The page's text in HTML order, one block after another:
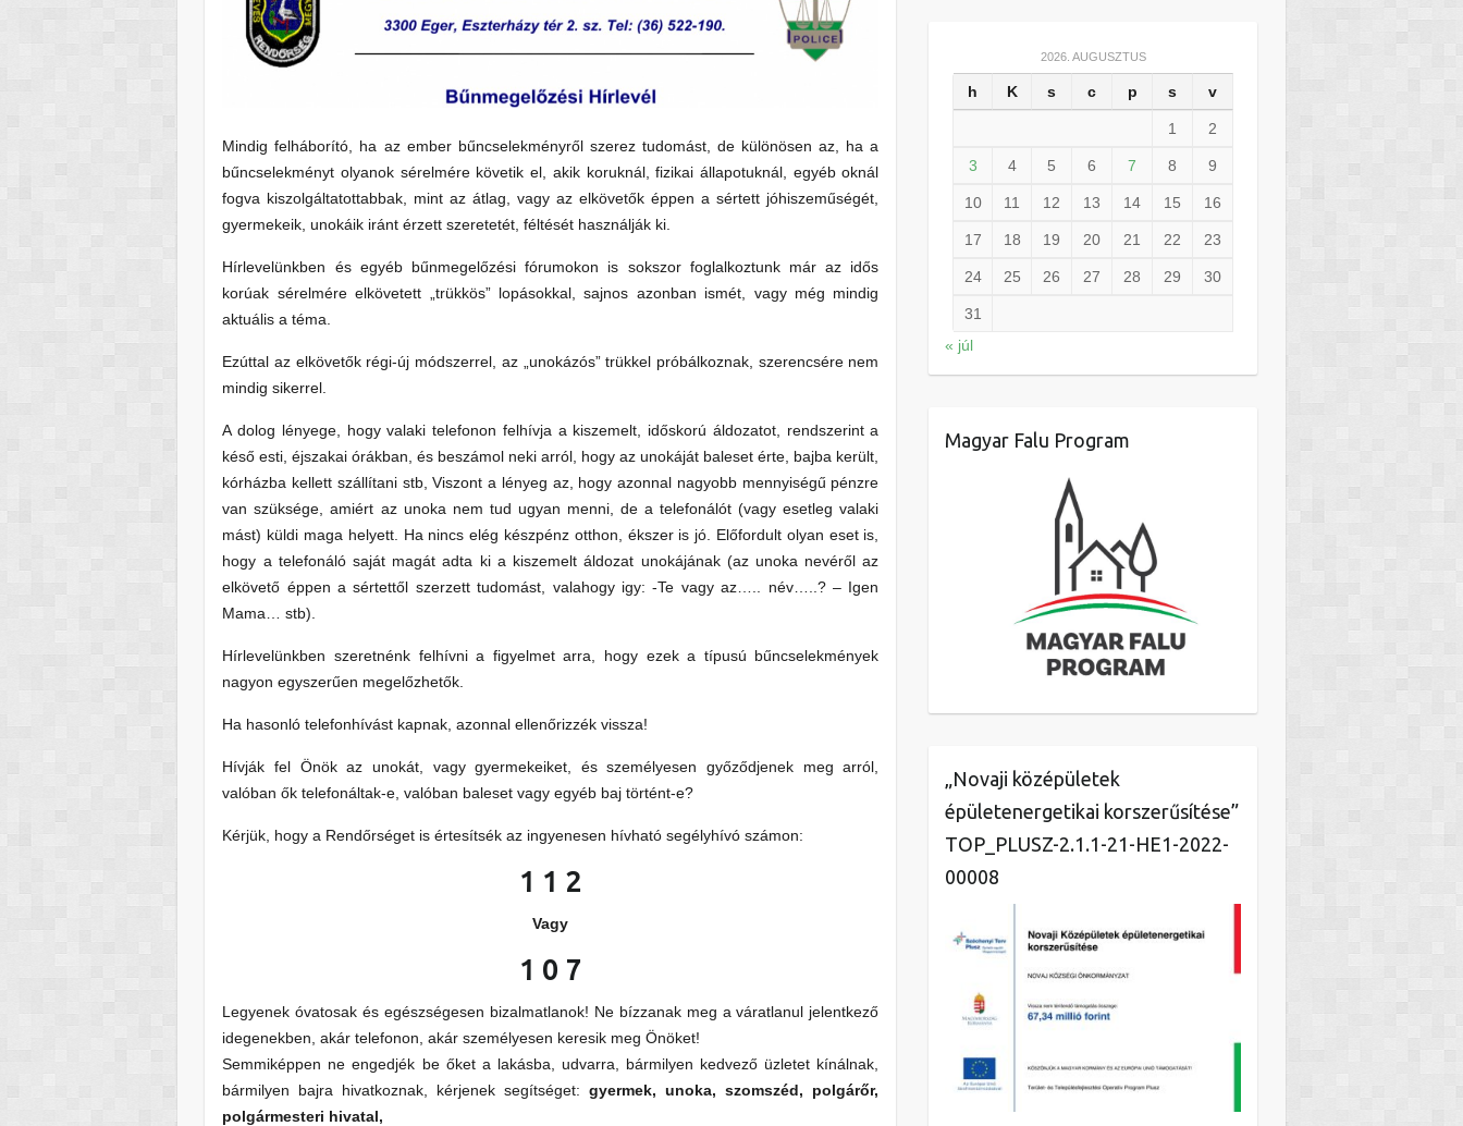
Mindig felháborító, ha az ember bűncselekményről szerez tudomást, de különösen az, ha a
bűncselekményt olyanok sérelmére követik el, akik koruknál, fizikai állapotuknál, egyéb oknál
fogva kiszolgáltatottabbak, mint az átlag, vagy az elkövetők éppen a sértett jóhiszeműségét,
gyermekeik, unokáik iránt érzett szeretetét, féltését használják ki.
Hírlevelünkben és egyéb bűnmegelőzési fórumokon is sokszor foglalkoztunk már az idős
korúak sérelmére elkövetett „trükkös” lopásokkal, sajnos azonban ismét, vagy még mindig
aktuális a téma.
Ezúttal az elkövetők régi-új módszerrel, az „unokázós” trükkel próbálkoznak, szerencsére nem
mindig sikerrel.
A dolog lényege, hogy valaki telefonon felhívja a kiszemelt, időskorú áldozatot, rendszerint a
késő esti, éjszakai órákban, és beszámol neki arról, hogy az unokáját baleset érte, bajba került,
kórházba kellett szállítani stb, Viszont a lényeg az, hogy azonnal nagyobb mennyiségű pénzre
van szüksége, amiért az unoka nem tud ugyan menni, de a telefonálót (vagy esetleg valaki
mást) küldi maga helyett. Ha nincs elég készpénz otthon, ékszer is jó. Előfordult olyan eset is,
hogy a telefonáló saját magát adta ki a kiszemelt áldozat unokájának (az unoka nevéről az
elkövető éppen a sértettől szerzett tudomást, valahogy igy: -Te vagy az….. név…..? – Igen
Mama… stb).
Hírlevelünkben szeretnénk felhívni a figyelmet arra, hogy ezek a típusú bűncselekmények
nagyon egyszerűen megelőzhetők.
Ha hasonló telefonhívást kapnak, azonnal ellenőrizzék vissza!
Hívják fel Önök az unokát, vagy gyermekeiket, és személyesen győződjenek meg arról,
valóban ők telefonáltak-e, valóban baleset vagy egyéb baj történt-e?
Kérjük, hogy a Rendőrséget is értesítsék az ingyenesen hívható segélyhívó számon:
1 1 2
Vagy
1 0 7
Legyenek óvatosak és egészségesen bizalmatlanok! Ne bízzanak meg a váratlanul jelentkező
idegenekben, akár telefonon, akár személyesen keresik meg Önöket!
Semmiképpen ne engedjék be őket a lakásba, udvarra, bármilyen kedvező üzletet kínálnak,
bármilyen bajra hivatkoznak, kérjenek segítséget:gyermek, unoka, szomszéd, polgárőr,
polgármesteri hivatal,
2026. AUGUSZTUS
h K s c p s v
1 2
3 4 5 6 7 8 9
10 11 12 13 14 15 16
17 18 19 20 21 22 23
24 25 26 27 28 29 30
31
« júl
Magyar Falu Program
„Novaji középületek
épületenergetikai korszerűsítése”
TOP_PLUSZ-2.1.1-21-HE1-2022-
00008